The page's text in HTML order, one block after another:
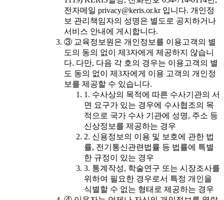
전자메일 privacy@keris.or.kr 입니다. 개인정
보 관리책임자의 성명은 별도로 공지하거나
서비스 안내에 게시합니다.
③ 교육정보원은 개인정보를 이용고객의 별
도의 동의 없이 제3자에게 제공하지 않습니
다. 다만, 다음 각 호의 경우는 이용고객의 별
도 동의 없이 제3자에게 이용 고객의 개인정
보를 제공할 수 있습니다.
1. 수사상의 목적에 따른 수사기관의 서
면 요구가 있는 경우에 수사협조의 목
적으로 국가 수사 기관에 성명, 주소 등
신상정보를 제공하는 경우
2. 신용정보의 이용 및 보호에 관한 법
률, 전기통신관련법률 등 법률에 특별
한 규정이 있는 경우
3. 통계작성, 학술연구 또는 시장조사를
위하여 필요한 경우로서 특정 개인을
식별할 수 없는 형태로 제공하는 경우